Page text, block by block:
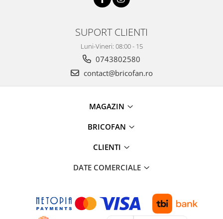
SUPORT CLIENTI
Luni-Vineri: 08:00 - 15
0743802580
contact@bricofan.ro
MAGAZIN
BRICOFAN
CLIENTI
DATE COMERCIALE